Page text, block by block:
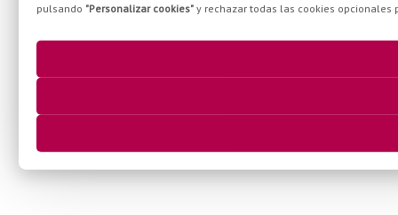
pulsando "Personalizar cookies" y rechazar todas las cookies opcionales